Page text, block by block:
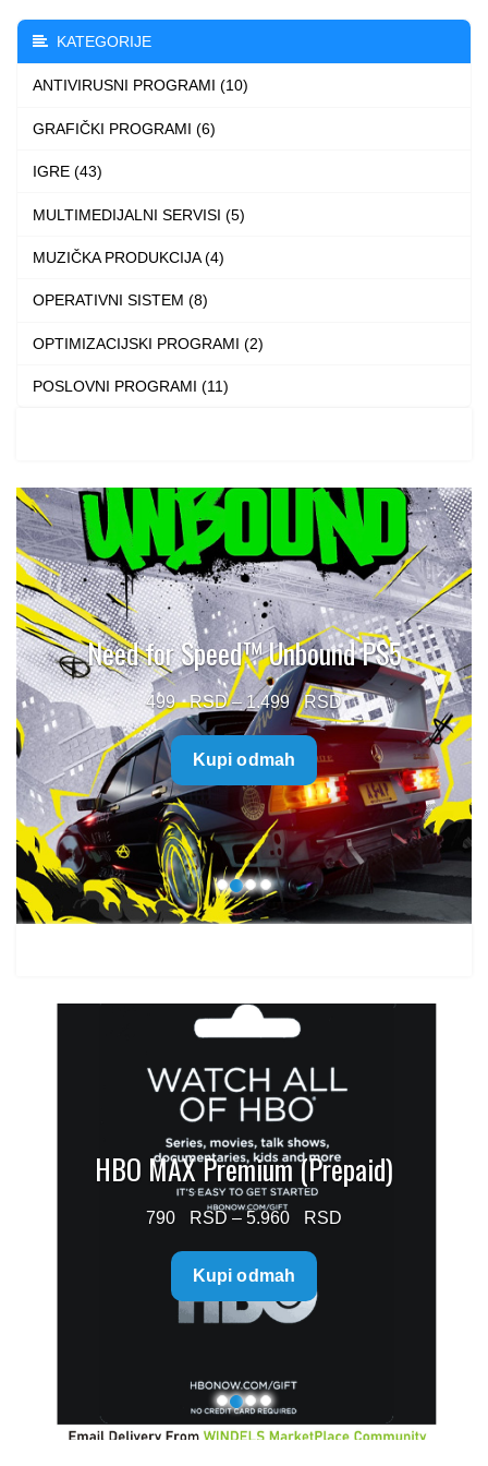
options
may
be
the
KATEGORIJE
ANTIVIRUSNI PROGRAMI (10)
GRAFIČKI PROGRAMI (6)
IGRE (43)
MULTIMEDIJALNI SERVISI (5)
MUZIČKA PRODUKCIJA (4)
OPERATIVNI SISTEM (8)
OPTIMIZACIJSKI PROGRAMI (2)
POSLOVNI PROGRAMI (11)
Need for Speed™ Unbound PS5
499 – 1.499
Price
range:
499 $
through
1.499 $
Kupi odmah
HBO MAX Premium (Prepaid)
790 – 5.960
Kupi odmah